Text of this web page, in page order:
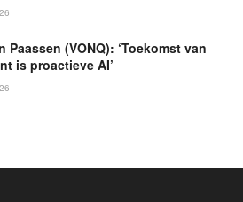
Paassen (VONQ): ‘Toekomst van
is proactieve AI’